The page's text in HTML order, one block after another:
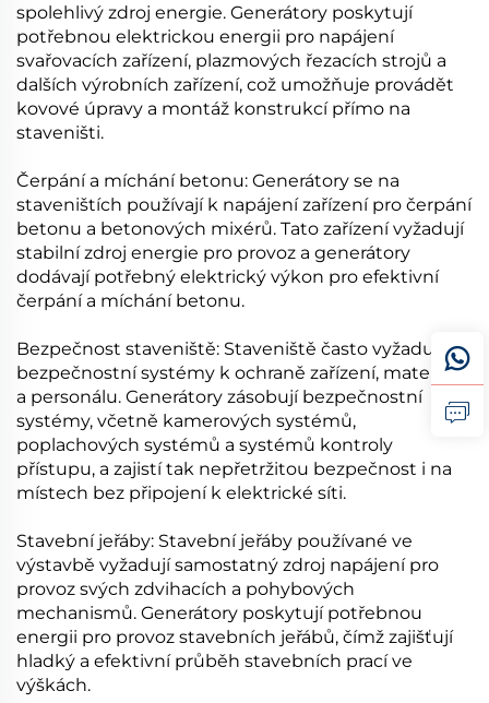
spolehlivý zdroj energie. Generátory poskytují
potřebnou elektrickou energii pro napájení
svařovacích zařízení, plazmových řezacích strojů a
dalších výrobních zařízení, což umožňuje provádět
kovové úpravy a montáž konstrukcí přímo na
staveništi.
Čerpání a míchání betonu: Generátory se na
staveništích používají k napájení zařízení pro čerpání
betonu a betonových mixérů. Tato zařízení vyžadují
stabilní zdroj energie pro provoz a generátory
dodávají potřebný elektrický výkon pro efektivní
čerpání a míchání betonu.
Bezpečnost staveniště: Staveniště často vyžadují
bezpečnostní systémy k ochraně zařízení, materiálů
a personálu. Generátory zásobují bezpečnostní
systémy, včetně kamerových systémů,
poplachových systémů a systémů kontroly
přístupu, a zajistí tak nepřetržitou bezpečnost i na
místech bez připojení k elektrické síti.
Stavební jeřáby: Stavební jeřáby používané ve
výstavbě vyžadují samostatný zdroj napájení pro
provoz svých zdvihacích a pohybových
mechanismů. Generátory poskytují potřebnou
energii pro provoz stavebních jeřábů, čímž zajišťují
hladký a efektivní průběh stavebních prací ve
výškách.